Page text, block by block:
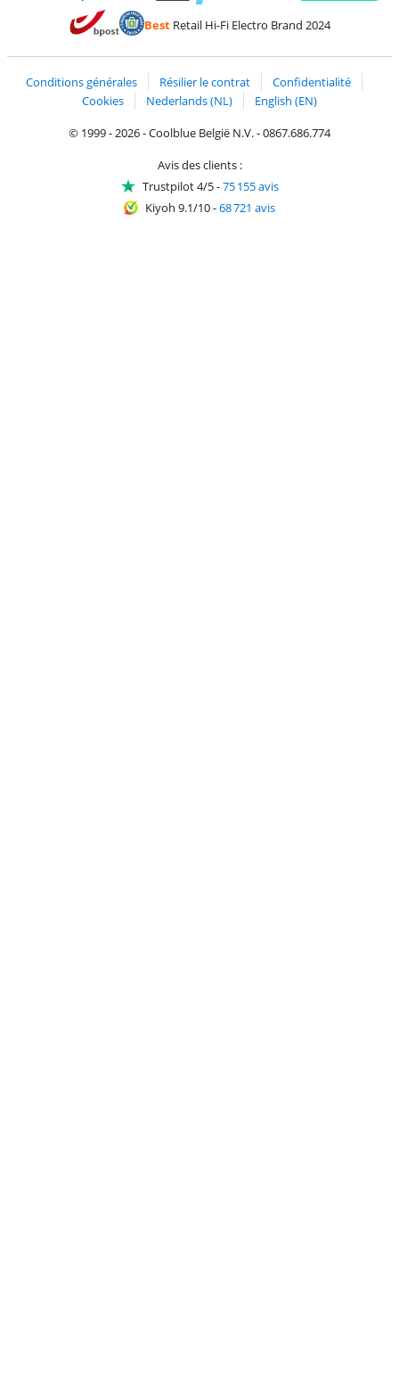
Payer avec Bancontact
Payer avec MasterCard et Visa via ClickToPay
Payer avec PayPal
BestRetail Hi-Fi Electro Brand 2024
Conditions générales Résilier le contrat
Confidentialité
Cookies
Nederlands (NL)
English (EN)
© 1999 - 2026 - Coolblue België N.V. - 0867.686.774
Avis des clients :
Trustpilot 4/5-75 155 avis
Kiyoh 9.1/10-68 721 avis